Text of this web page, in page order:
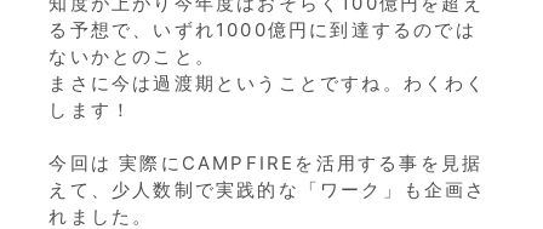
る予想で、いずれ1000億円に到達するのでは
ないかとのこと。
まさに今は過渡期ということですね。わくわく
します！
今回は 実際にCAMPFIREを活用する事を見据
えて、少人数制で実践的な「ワーク」も企画さ
れました。